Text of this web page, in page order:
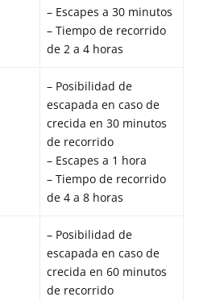
– Escapes a 30 minutos
– Tiempo de recorrido
de 2 a 4 horas
– Posibilidad de
escapada en caso de
crecida en 30 minutos
de recorrido
– Escapes a 1 hora
– Tiempo de recorrido
de 4 a 8 horas
– Posibilidad de
escapada en caso de
crecida en 60 minutos
de recorrido